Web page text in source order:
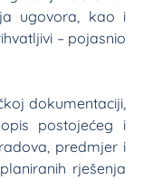
ugovora, kao i
– pojasnio
dokumentaciji,
postojećeg i
predmjer i
rješenja